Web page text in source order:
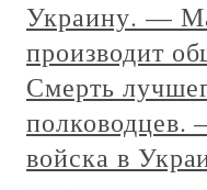
Украину. —
производит
Смерть
полководцев.
войска в